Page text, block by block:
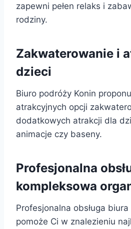
zapewni pełen relaks i
rodziny.
Zakwaterowanie i
dzieci
Biuro podróży Konin
atrakcyjnych opcji
dodatkowych atrakcji dla
animacje czy baseny.
Profesjonalna
kompleksowa
Profesjonalna obsługa
pomoże Ci w znalezieniu